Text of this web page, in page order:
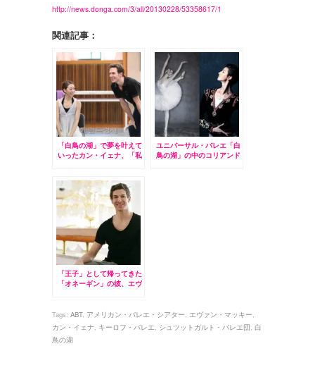
http://news.donga.com/3/all/20130228/53358617/1
関連記事：
「白鳥の湖」で夢を叶えて
いったカン・イェナ、「私
ユニバーサル・バレエ「白
鳥の湖」の中のコリアンド
「王子」として帰ってきた
「オネーギン」の彼、エヴ
Tags: ABT, アメリカン・バレエ・シアター, エヴァン・マッキー,
カン・イェナ, キーロフ・バレエ, シュツットガルト・バレエ団, 白
鳥の湖